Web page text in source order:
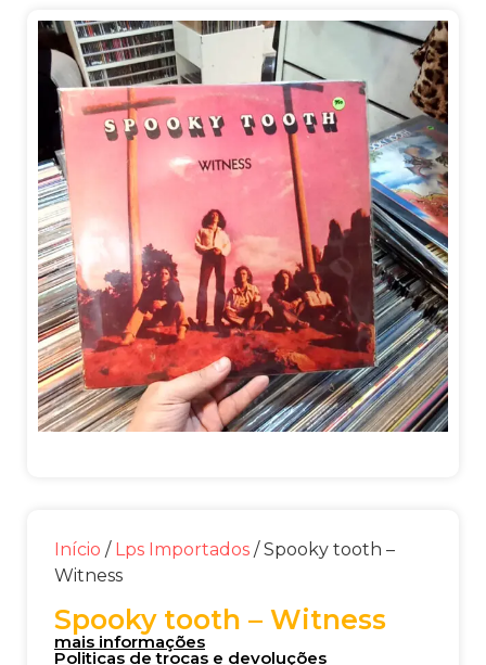
Início / Lps Importados / Spooky tooth –
Witness
Spooky tooth – Witness
mais informações
Politicas de trocas e devoluções